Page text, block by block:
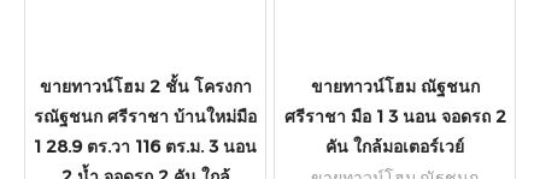
ขายทาวน์โฮม 2 ชั้น โครงกา
รณัฐชนก ศรีราชา บ้านใหม่มือ
1 28.9 ตร.วา 116 ตร.ม. 3 นอน
ขายทาวน์โฮม ณัฐชนก
ศรีราชา มือ 1 3 นอน จอดรถ 2
คัน ใกล้มอเตอร์เวย์